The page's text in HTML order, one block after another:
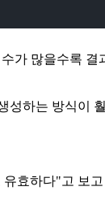
가 많을수록
성하는 방식이
효하다"고 보고